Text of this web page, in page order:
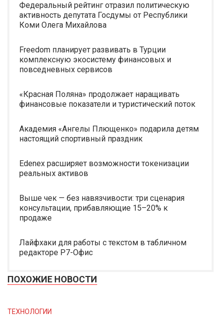
Федеральный рейтинг отразил политическую
активность депутата Госдумы от Республики
Коми Олега Михайлова
Freedom планирует развивать в Турции
комплексную экосистему финансовых и
повседневных сервисов
«Красная Поляна» продолжает наращивать
финансовые показатели и туристический поток
Академия «Ангелы Плющенко» подарила детям
настоящий спортивный праздник
Edenex расширяет возможности токенизации
реальных активов
Выше чек — без навязчивости: три сценария
консультации, прибавляющие 15–20% к
продаже
Лайфхаки для работы с текстом в табличном
редакторе Р7-Офис
ПОХОЖИЕ НОВОСТИ
ТЕХНОЛОГИИ